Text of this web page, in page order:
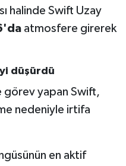
halinde Swift Uzay
atmosfere girerek
düşürdü
görev yapan Swift,
nedeniyle irtifa
en aktif